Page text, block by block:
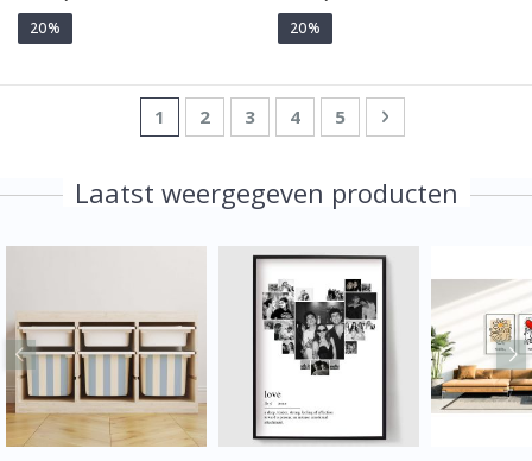
20% 20%
Pagina
U lees momenteel pagina
1 Pagina
2 Pagina
3 Pagina
4 Pagina
5 Pagina
Volgende
Laatst weergegeven producten